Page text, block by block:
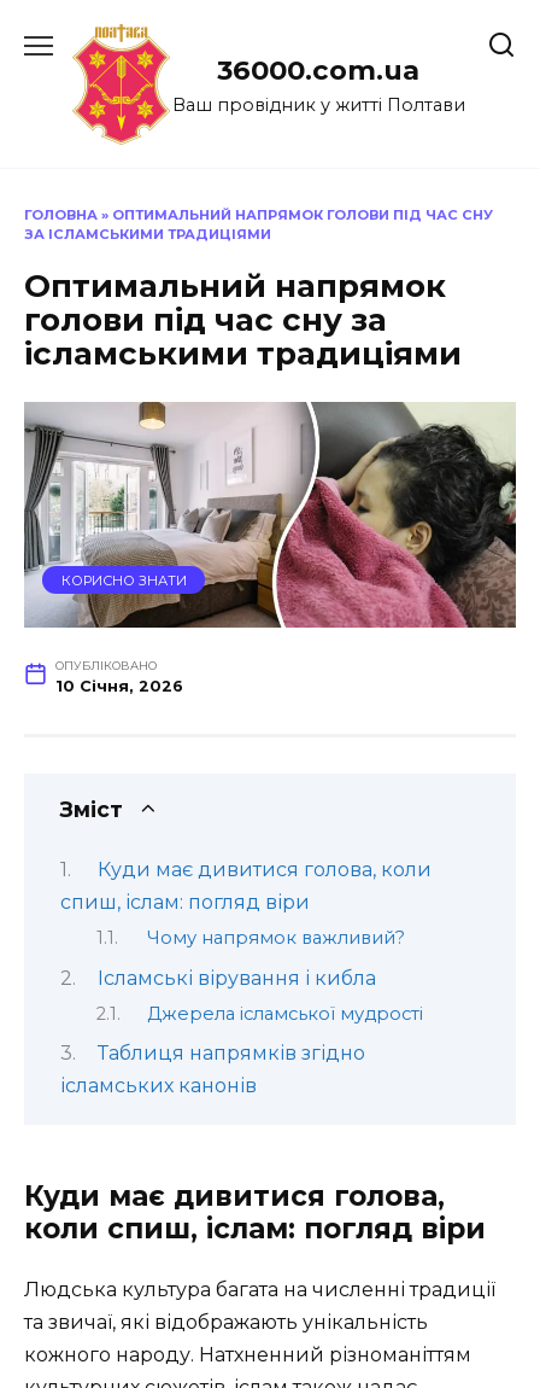
до
36000.com.ua
Ваш провідник у житті Полтави
ГОЛОВНА » ОПТИМАЛЬНИЙ НАПРЯМОК ГОЛОВИ ПІД ЧАС СНУ
ЗА ІСЛАМСЬКИМИ ТРАДИЦІЯМИ
Оптимальний напрямок
голови під час сну за
ісламськими традиціями
КОРИСНО ЗНАТИ
ОПУБЛІКОВАНО
10 Січня, 2026
Зміст
Куди має дивитися голова, коли
спиш, іслам: погляд віри
Чому напрямок важливий?
Ісламські вірування і кибла
Джерела ісламської мудрості
Таблиця напрямків згідно
ісламських канонів
Куди має дивитися голова,
коли спиш, іслам: погляд віри
Людська культура багата на численні традиції
та звичаї, які відображають унікальність
кожного народу. Натхненний різноманіттям